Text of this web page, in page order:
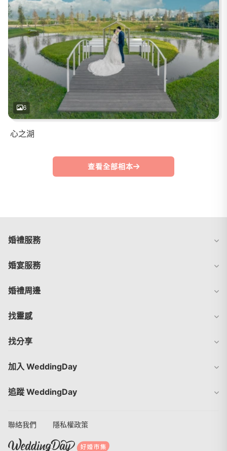
6
心之湖
查看全部相本
婚禮服務
婚宴服務
婚禮周邊
找靈感
找分享
加入 WeddingDay
追蹤 WeddingDay
聯絡我們 隱私權政策